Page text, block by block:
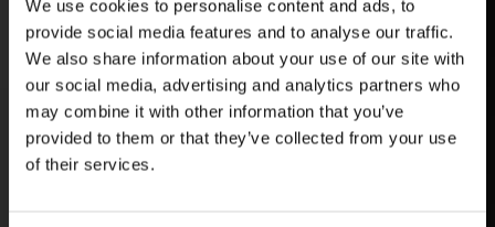
We use cookies to personalise content and ads, to
provide social media features and to analyse our traffic.
We also share information about your use of our site with
our social media, advertising and analytics partners who
may combine it with other information that you’ve
provided to them or that they’ve collected from your use
of their services.
HELYSZÍNVÁLTOZÁSRÓL.
ELÉRHETŐ ANDROID ÉS IOS RENDSZEREKRE AZ
ISMERT HELYEKEN, VAGY IDE KATTINTVA :
ANDROID